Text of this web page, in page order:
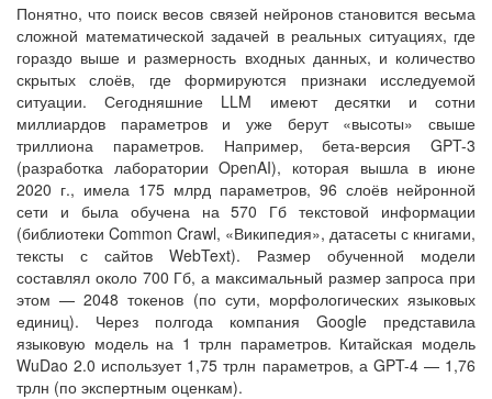
Понятно, что поиск весов связей нейронов становится весьма
сложной математической задачей в реальных ситуациях, где
гораздо выше и размерность входных данных, и количество
скрытых слоёв, где формируются признаки исследуемой
ситуации. Сегодняшние LLM имеют десятки и сотни
миллиардов параметров и уже берут «высоты» свыше
триллиона параметров. Например, бета-версия GPT-3
(разработка лаборатории OpenAI), которая вышла в июне
2020 г., имела 175 млрд параметров, 96 слоёв нейронной
сети и была обучена на 570 Гб текстовой информации
(библиотеки Common Crawl, «Википедия», датасеты с книгами,
тексты с сайтов WebText). Размер обученной модели
составлял около 700 Гб, а максимальный размер запроса при
этом — 2048 токенов (по сути, морфологических языковых
единиц). Через полгода компания Google представила
языковую модель на 1 трлн параметров. Китайская модель
WuDao 2.0 использует 1,75 трлн параметров, а GPT-4 — 1,76
трлн (по экспертным оценкам).